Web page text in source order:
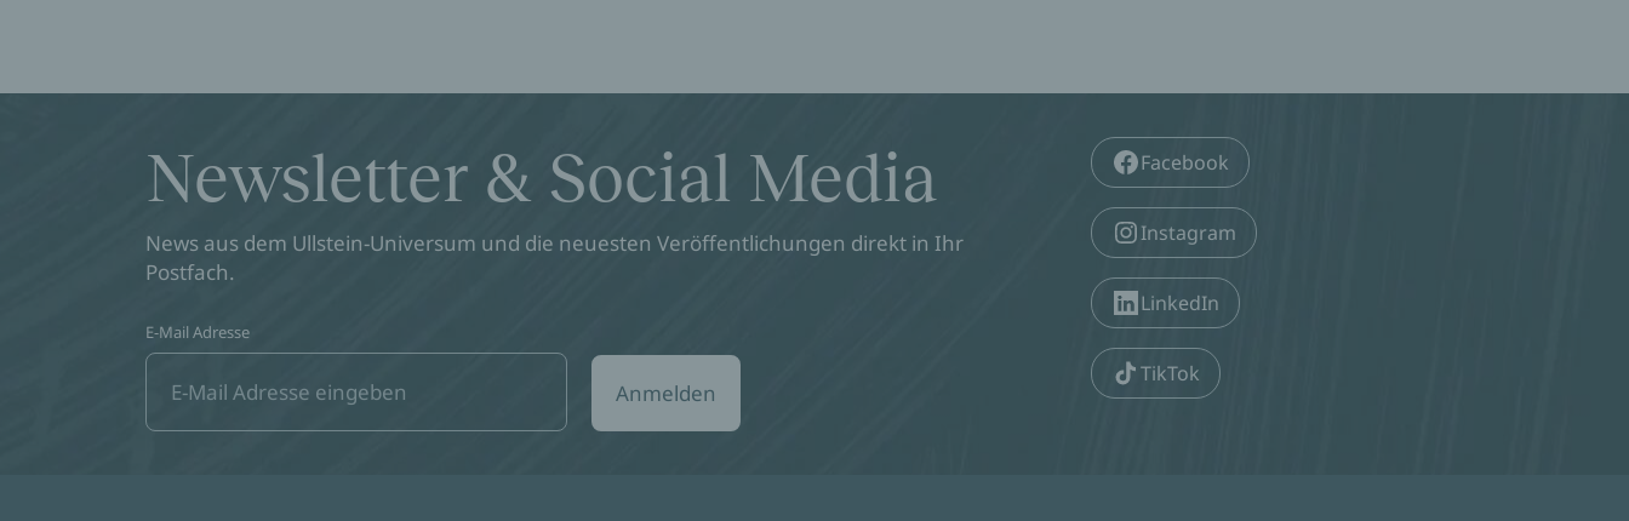
Newsletter & Social Media
News aus dem Ullstein-Universum und die neuesten Veröffentlichungen direkt in Ihr
Postfach.
E-Mail Adresse
Anmelden
Facebook
Instagram
LinkedIn
TikTok